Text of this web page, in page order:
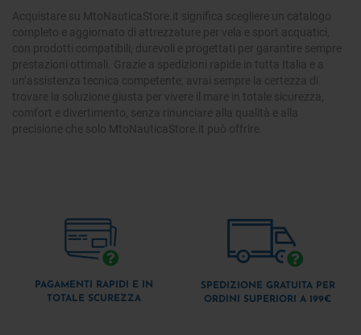
Acquistare su MtoNauticaStore.it significa scegliere un catalogo
completo e aggiornato di attrezzature per vela e sport acquatici,
con prodotti compatibili, durevoli e progettati per garantire sempre
prestazioni ottimali. Grazie a spedizioni rapide in tutta Italia e a
un’assistenza tecnica competente, avrai sempre la certezza di
trovare la soluzione giusta per vivere il mare in totale sicurezza,
comfort e divertimento, senza rinunciare alla qualità e alla
precisione che solo MtoNauticaStore.it può offrire.
PAGAMENTI RAPIDI E IN
TOTALE SCUREZZA
SPEDIZIONE GRATUITA PER
ORDINI SUPERIORI A 199€